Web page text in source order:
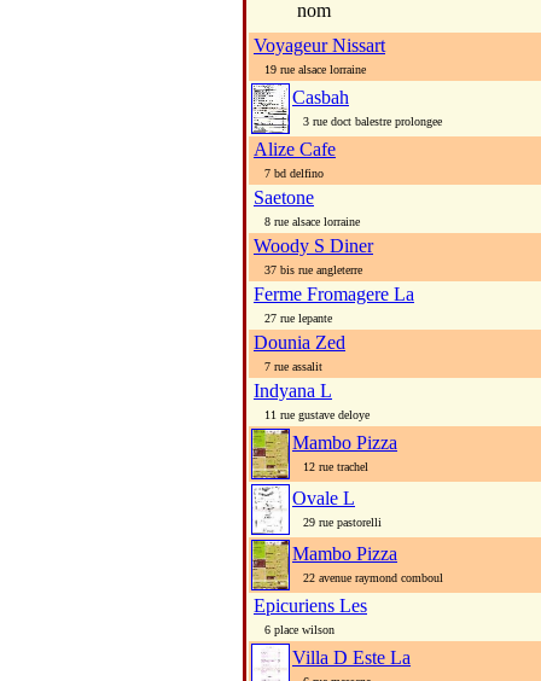
nom
Voyageur Nissart
19 rue alsace lorraine
Casbah
3 rue doct balestre prolongee
Alize Cafe
7 bd delfino
Saetone
8 rue alsace lorraine
Woody S Diner
37 bis rue angleterre
Ferme Fromagere La
27 rue lepante
Dounia Zed
7 rue assalit
Indyana L
11 rue gustave deloye
Mambo Pizza
12 rue trachel
Ovale L
29 rue pastorelli
Mambo Pizza
22 avenue raymond comboul
Epicuriens Les
6 place wilson
Villa D Este La